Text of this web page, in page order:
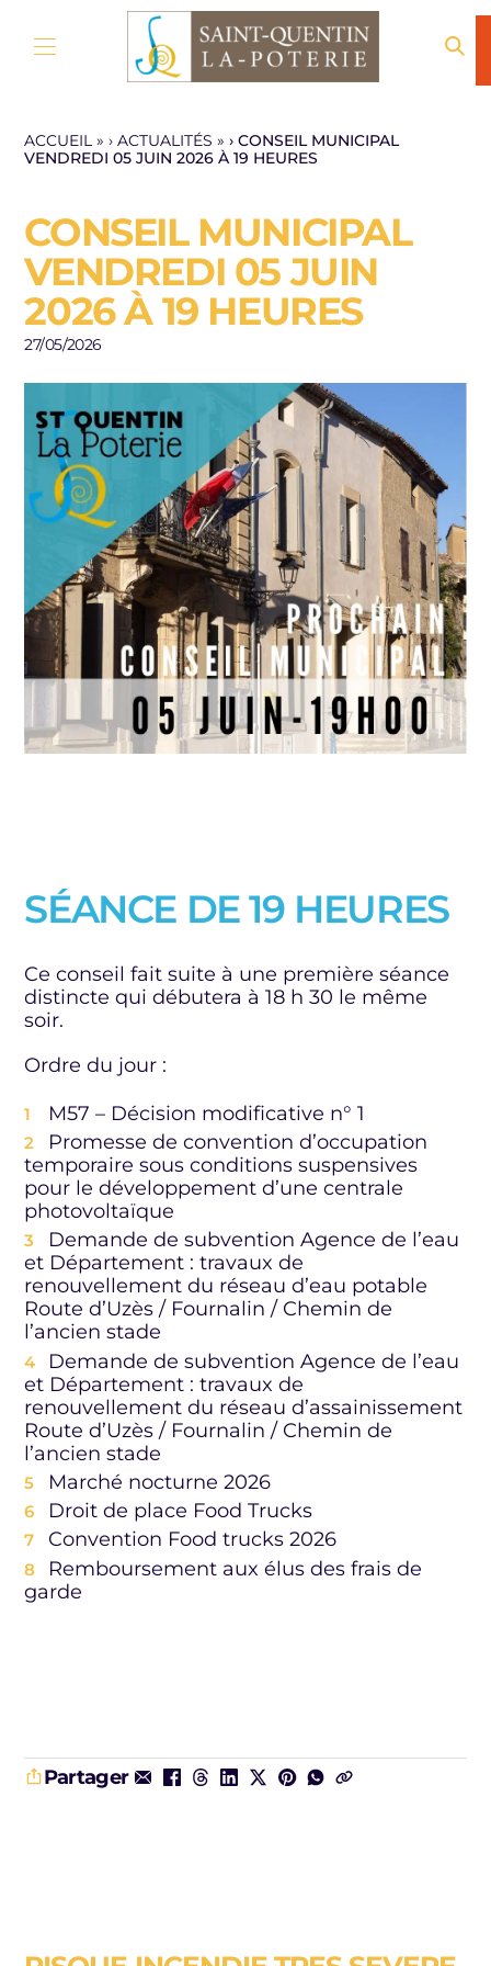
ACCUEIL» ACTUALITÉS » CONSEIL MUNICIPAL
VENDREDI 05 JUIN 2026 À 19 HEURES
CONSEIL MUNICIPAL
VENDREDI 05 JUIN
2026 À 19 HEURES
27/05/2026
SÉANCE DE 19 HEURES
Ce conseil fait suite à une première séance
distincte qui débutera à 18 h 30 le même
soir.
Ordre du jour :
M57 – Décision modificative n° 1
Promesse de convention d’occupation
temporaire sous conditions suspensives
pour le développement d’une centrale
photovoltaïque
Demande de subvention Agence de l’eau
et Département : travaux de
renouvellement du réseau d’eau potable
Route d’Uzès / Fournalin / Chemin de
l’ancien stade
Demande de subvention Agence de l’eau
et Département : travaux de
renouvellement du réseau d’assainissement
Route d’Uzès / Fournalin / Chemin de
l’ancien stade
Marché nocturne 2026
Droit de place Food Trucks
Convention Food trucks 2026
Remboursement aux élus des frais de
garde
Partager